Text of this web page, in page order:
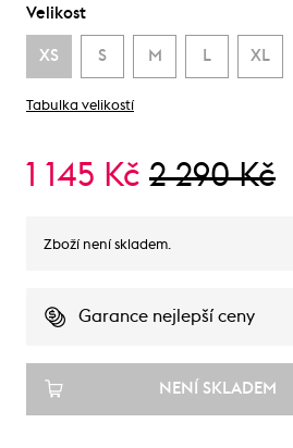
Velikost
XS S M L XL
Tabulka velikostí
1 145 Kč 2 290 Kč
Zboží není skladem.
Garance nejlepší ceny
NENÍ SKLADEM